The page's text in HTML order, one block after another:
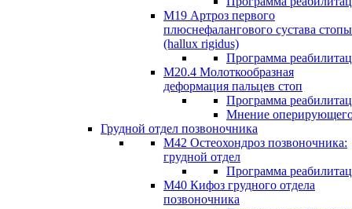
М19 Артроз первого
плюснефалангового сустава стопы
(hallux rigidus)
Программа
М20.4 Молоткообразная
деформация пальцев стоп
Программа
Мнение
Грудной отдел позвоночника
М42 Остеохондроз позвоночника:
грудной отдел
Программа
М40 Кифоз грудного отдела
позвоночника